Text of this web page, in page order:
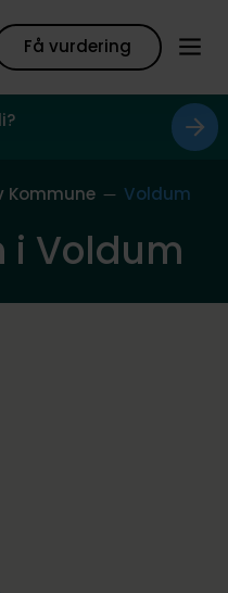
Få vurdering
Kommune Voldum
i Voldum